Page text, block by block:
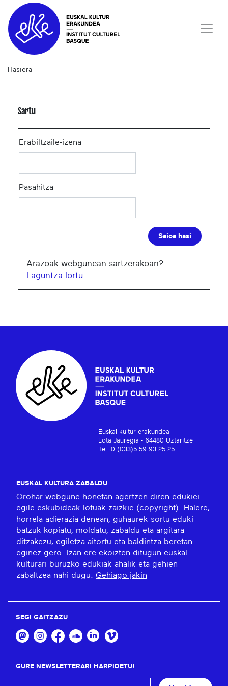
Hasiera
Sartu
Erabiltzaile-izena
Pasahitza
Saioa hasi
Arazoak webgunean sartzerakoan?
Laguntza lortu
Euskal kultur erakundea
Lota Jauregia - 64480 Uztaritze
Tel: 0 (033)5 59 93 25 25
EUSKAL KULTURA ZABALDU
Orohar webgune honetan agertzen diren edukiei
egile-eskubideak lotuak zaizkie (copyright). Halere,
horrela adierazia denean, guhaurek sortu eduki
batzuk kopiatu, moldatu, zabaldu eta argitara
ditzakezu, egiletza aitortu eta baldintza beretan
eginez gero. Izan ere ekoizten ditugun euskal
kulturari buruzko edukiak ahalik eta gehien
zabaltzea nahi dugu. Gehiago jakin
SEGI GAITZAZU
GURE NEWSLETTERARI HARPIDETU!